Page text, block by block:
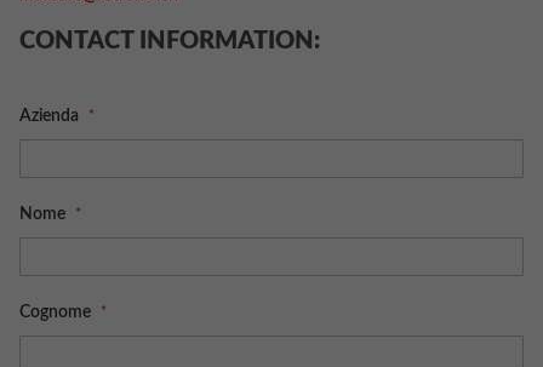
CONTACT INFORMATION:
Azienda
Nome
Cognome